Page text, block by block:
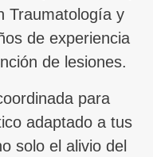
Traumatología y
de experiencia
de lesiones.
para
adaptado a tus
solo el alivio del